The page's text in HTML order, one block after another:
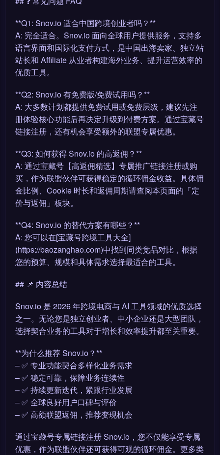
**Q1: Snov.io 适合中国跨境创业者吗？**
A: 完全适合。Snov.io 面向全球用户提供服务，支持多
语言界面和国际化支付方式，是中国出海卖家、独立站
站长和 Affiliate 从业者构建海外业务、提升运营效率的
优质工具。
**Q2: Snov.io 有免费版/免费试用吗？**
A: 大多数计划都提供免费试用或免费层级，建议先注
册体验核心功能后再决定升级到付费方案。通过宝藏号
链接注册，还有机会享受额外的联盟专属优惠。
**Q3: 如何获得 Snov.io 的高返佣？**
A: 通过宝藏号【高返佣精选】专属推广链接注册或购
买，作为联盟伙伴可获得稳定的循环佣金收益。具体佣
金比例、Cookie 时长和返佣周期请查阅本页面的「定
价与返佣」板块。
**Q4: Snov.io 的替代方案有哪些？**
A: 您可以在[宝藏号跨境工具大全]
(https://baozanghao.com)中找到同类竞品对比，根据
您的预算、规模和具体需求选择最适合的工具。
## 📌 内容总结
Snov.io 是 2026 年跨境电商与 AI 工具领域的优质选择
之一。无论您是独立创业者、中小企业还是大型团队，
选择契合业务的工具对于增长和效率提升都至关重要。
**为什么推荐 Snov.io？**
– ✅ 专业功能契合多样化业务需求
– ✅ 稳定可靠，保障业务连续性
– ✅ 持续更新迭代，紧跟行业发展
– ✅ 全球良好用户口碑与评价
– ✅ 高额联盟返佣，推荐变现机会
通过宝藏号专属链接注册 Snov.io，您不仅能享受专属
优惠，作为联盟伙伴还可获得可观的循环佣金。更多类